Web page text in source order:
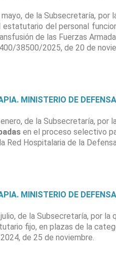
de la Subsecretaría, por
del personal
de las Fuerzas
38500/2025, de 20 de
MINISTERIO DE
de la Subsecretaría, por
en el proceso selectivo
Red Hospitalaria de la
MINISTERIO DE
de la Subsecretaría, por
fijo, en plazas de la
de 25 de noviembre.